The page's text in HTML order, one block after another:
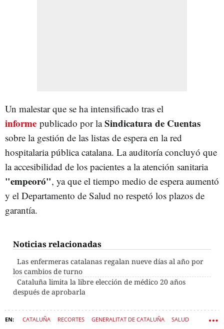
Un malestar que se ha intensificado tras el
informe publicado por laSindicatura de Cuentas
sobre la gestión de las listas de espera en la red
hospitalaria pública catalana. La auditoría concluyó que
la accesibilidad de los pacientes a la atención sanitaria
"empeoró", ya que el tiempo medio de espera aumentó
y el Departamento de Salud no respetó los plazos de
garantía.
Noticias relacionadas
Las enfermeras catalanas regalan nueve días al año por
los cambios de turno
Cataluña limita la libre elección de médico 20 años
después de aprobarla
CATALUÑA RECORTES GENERALITAT DE CATALUÑA SALUD